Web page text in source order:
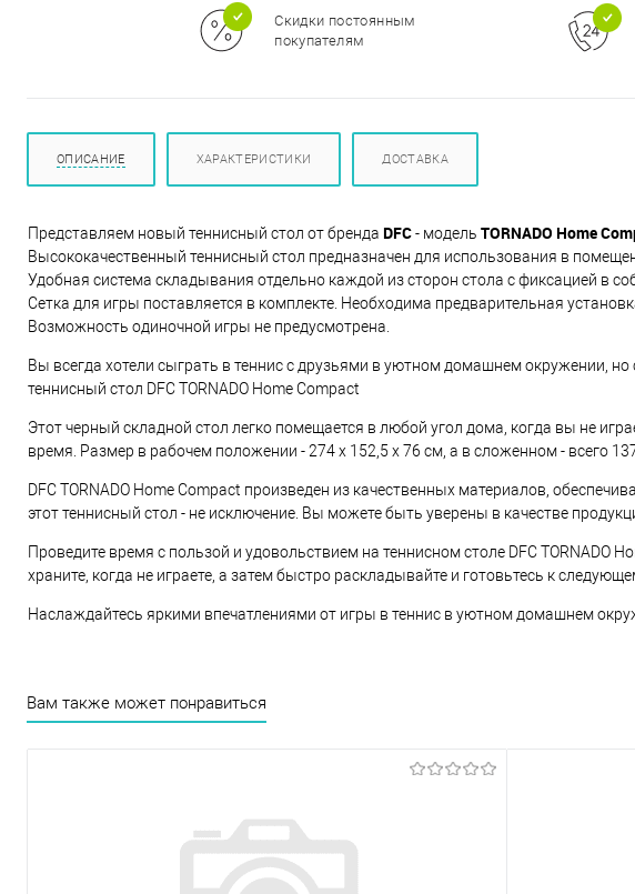
Скидки постоянным
покупателям
на
ОПИСАНИЕ ХАРАКТЕРИСТИКИ ДОСТАВКА
Представляем новый теннисный стол от бренда DFC- модель TORNADO Home
Высококачественный теннисный стол предназначен для использования в
Удобная система складывания отдельно каждой из сторон стола с фиксацией в
Сетка для игры поставляется в комплекте. Необходима предварительная
Возможность одиночной игры не предусмотрена.
Вы всегда хотели сыграть в теннис с друзьями в уютном домашнем окружении,
теннисный стол DFC TORNADO Home Compact
Этот черный складной стол легко помещается в любой угол дома, когда вы не
время. Размер в рабочем положении - 274 х 152,5 х 76 см, а в сложенном - всего
DFC TORNADO Home Compact произведен из качественных материалов,
этот теннисный стол - не исключение. Вы можете быть уверены в качестве
Проведите время с пользой и удовольствием на теннисном столе DFC TORNADO
храните, когда не играете, а затем быстро раскладывайте и готовьтесь к
Наслаждайтесь яркими впечатлениями от игры в теннис в уютном домашнем
Вам также может понравиться